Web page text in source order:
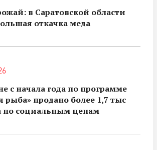
в Саратовской области
откачка меда
с начала года по программе
рыба» продано более 1,7 тыс
по социальным ценам